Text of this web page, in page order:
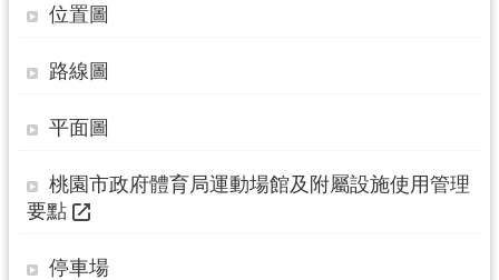
訊
公
認
體
育
位置圖
路線圖
平面圖
桃園市政府體育局運動場館及附屬設施使用管理
要點
停車場